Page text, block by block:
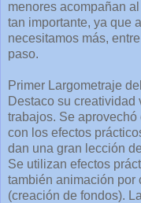
menores acompañan
tan importante, ya que
necesitamos más,
paso.
Primer Largometraje
Destaco su
trabajos. Se
con los efectos
dan una gran lección
Se utilizan efectos
también animación por
(creación de fondos).